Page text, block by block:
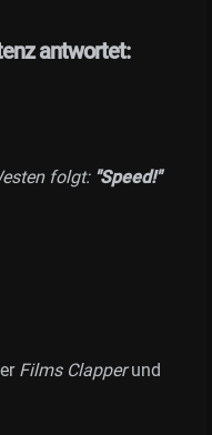
antwortet:
folgt: "Speed!"
Films Clapperund